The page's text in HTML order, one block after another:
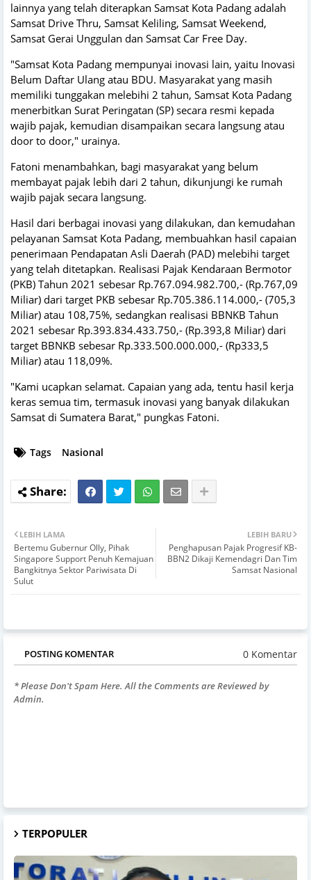
lainnya yang telah diterapkan Samsat Kota Padang adalah
Samsat Drive Thru, Samsat Keliling, Samsat Weekend,
Samsat Gerai Unggulan dan Samsat Car Free Day.
"Samsat Kota Padang mempunyai inovasi lain, yaitu Inovasi
Belum Daftar Ulang atau BDU. Masyarakat yang masih
memiliki tunggakan melebihi 2 tahun, Samsat Kota Padang
menerbitkan Surat Peringatan (SP) secara resmi kepada
wajib pajak, kemudian disampaikan secara langsung atau
door to door," urainya.
Fatoni menambahkan, bagi masyarakat yang belum
membayat pajak lebih dari 2 tahun, dikunjungi ke rumah
wajib pajak secara langsung.
Hasil dari berbagai inovasi yang dilakukan, dan kemudahan
pelayanan Samsat Kota Padang, membuahkan hasil capaian
penerimaan Pendapatan Asli Daerah (PAD) melebihi target
yang telah ditetapkan. Realisasi Pajak Kendaraan Bermotor
(PKB) Tahun 2021 sebesar Rp.767.094.982.700,- (Rp.767,09
Miliar) dari target PKB sebesar Rp.705.386.114.000,- (705,3
Miliar) atau 108,75%, sedangkan realisasi BBNKB Tahun
2021 sebesar Rp.393.834.433.750,- (Rp.393,8 Miliar) dari
target BBNKB sebesar Rp.333.500.000.000,- (Rp333,5
Miliar) atau 118,09%.
"Kami ucapkan selamat. Capaian yang ada, tentu hasil kerja
keras semua tim, termasuk inovasi yang banyak dilakukan
Samsat di Sumatera Barat," pungkas Fatoni.
Tags Nasional
LEBIH BARU
Penghapusan Pajak Progresif KB-
BBN2 Dikaji Kemendagri Dan Tim
Samsat Nasional
LEBIH LAMA
Bertemu Gubernur Olly, Pihak
Singapore Support Penuh Kemajuan
Bangkitnya Sektor Pariwisata Di
Sulut
POSTING KOMENTAR 0 Komentar
* Please Don't Spam Here. All the Comments are Reviewed by
Admin.
TERPOPULER